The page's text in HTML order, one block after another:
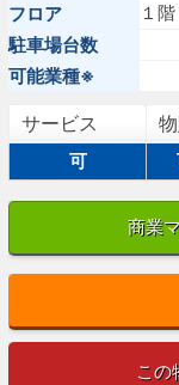
フロア
１階
駐車場台数
可能業種※
サービス
可
商業
この